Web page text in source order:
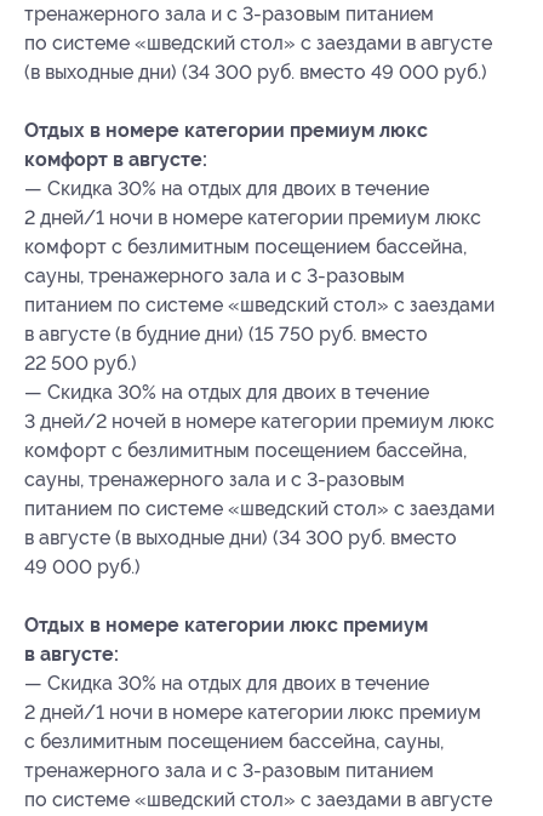
тренажерного зала и с 3-разовым питанием
по системе «шведский стол» с заездами в августе
(в выходные дни) (34 300 руб. вместо 49 000 руб.)
Отдых в номере категории премиум люкс
комфорт в августе:
— Скидка 30% на отдых для двоих в течение
2 дней/1 ночи в номере категории премиум люкс
комфорт с безлимитным посещением бассейна,
сауны, тренажерного зала и с 3-разовым
питанием по системе «шведский стол» с заездами
в августе (в будние дни) (15 750 руб. вместо
22 500 руб.)
— Скидка 30% на отдых для двоих в течение
3 дней/2 ночей в номере категории премиум люкс
комфорт с безлимитным посещением бассейна,
сауны, тренажерного зала и с 3-разовым
питанием по системе «шведский стол» с заездами
в августе (в выходные дни) (34 300 руб. вместо
49 000 руб.)
Отдых в номере категории люкс премиум
в августе:
— Скидка 30% на отдых для двоих в течение
2 дней/1 ночи в номере категории люкс премиум
с безлимитным посещением бассейна, сауны,
тренажерного зала и с 3-разовым питанием
по системе «шведский стол» с заездами в августе